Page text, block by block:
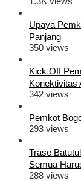
Upaya
Panjang
350 views
Kick Off
Konektivitas
342 views
Pemkot
293 views
Trase
Semua
288 views